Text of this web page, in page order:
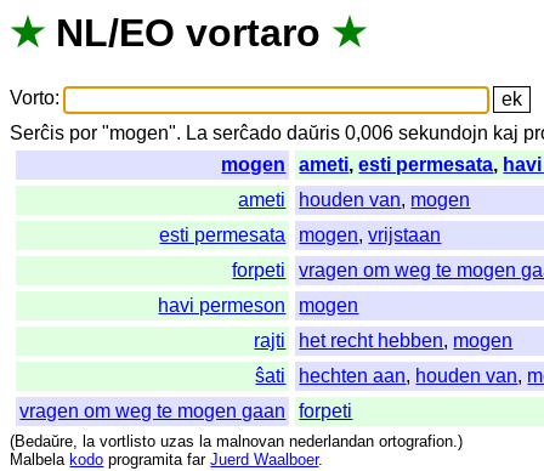
★ NL/EO vortaro ★
Vorto:
Serĉis por "mogen". La serĉado daŭris 0,006sekundojn kaj
mogen
ameti,esti permesata,
ameti
houden van, mogen
esti permesata
mogen,vrijstaan
forpeti
vragen om weg te mogen
havi permeson
mogen
rajti
het recht hebben, mogen
ŝati
hechten aan, houden van,
vragen om weg te mogen gaan
forpeti
(Bedaŭre, la vortlisto uzas la malnovan nederlandan ortografion.)
Malbela kodo programita far Juerd Waalboer.